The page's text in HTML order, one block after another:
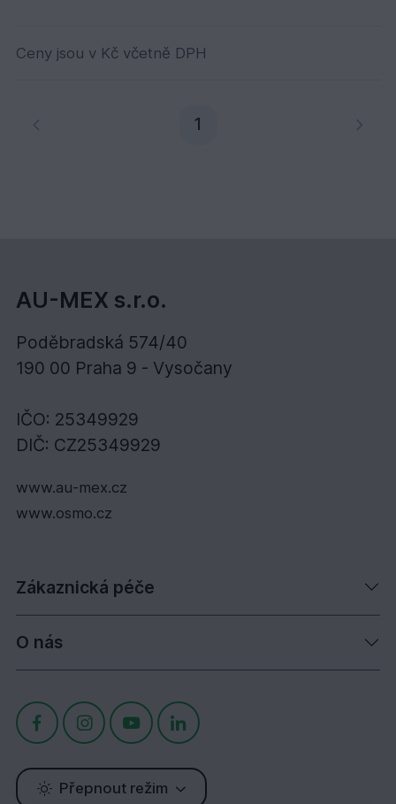
Ceny jsou v Kč včetně DPH
1
AU-MEX s.r.o.
Poděbradská 574/40
190 00 Praha 9 - Vysočany
IČO: 25349929
DIČ: CZ25349929
www.au-mex.cz
www.osmo.cz
Zákaznická péče
O nás
Přepnout režim